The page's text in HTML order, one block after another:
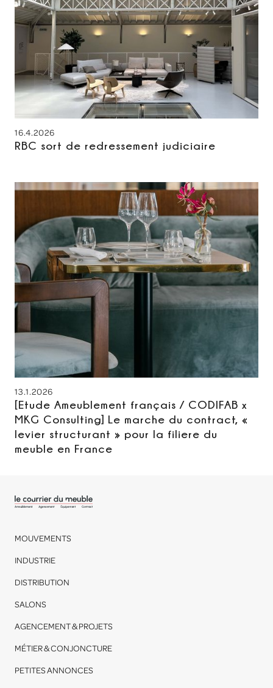
16.4.2026
RBC sort de redressement judiciaire
13.1.2026
[Etude Ameublement français / CODIFAB x
MKG Consulting] Le marche du contract, «
levier structurant » pour la filiere du
meuble en France
MOUVEMENTS
INDUSTRIE
DISTRIBUTION
SALONS
AGENCEMENT & PROJETS
MÉTIER & CONJONCTURE
PETITES ANNONCES